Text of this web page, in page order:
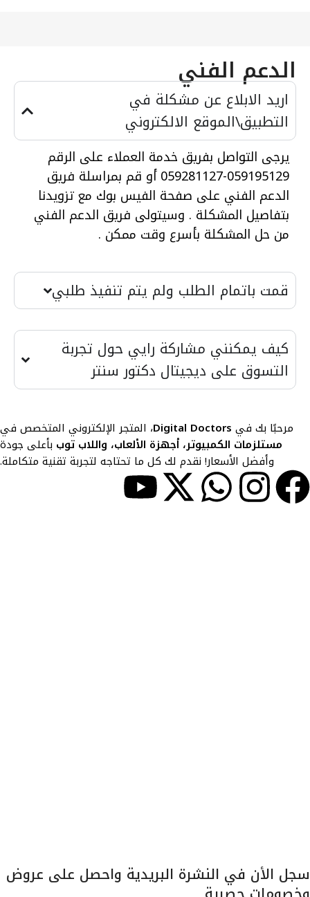
الدعم الفني
اريد الابلاع عن مشكلة في
التطبيق\الموقع الالكتروني
يرجى التواصل بفريق خدمة العملاء على الرقم
059195129-059281127 أو قم بمراسلة فريق
الدعم الفني على صفحة الفيس بوك مع تزويدنا
بتفاصيل المشكلة . وسيتولى فريق الدعم الفني
من حل المشكلة بأسرع وقت ممكن .
قمت باتمام الطلب ولم يتم تنفيذ طلبي
كيف يمكنني مشاركة رايي حول تجربة
التسوق على ديجيتال دكتور سنتر
مرحبًا بك في Digital Doctors، المتجر الإلكتروني المتخصص في
مستلزمات الكمبيوتر، أجهزة الألعاب، واللاب توب بأعلى جودة
وأفضل الأسعار! نقدم لك كل ما تحتاجه لتجربة تقنية متكاملة.
سجل الأن في النشرة البريدية واحصل على عروض